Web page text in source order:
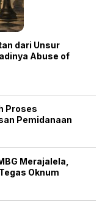
dari Unsur
Abuse of
Proses
Pemidanaan
Merajalela,
Oknum